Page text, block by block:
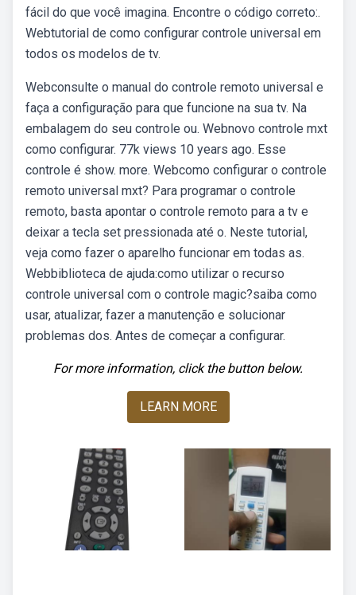
fácil do que você imagina. Encontre o código correto:.
Webtutorial de como configurar controle universal em
todos os modelos de tv.
Webconsulte o manual do controle remoto universal e
faça a configuração para que funcione na sua tv. Na
embalagem do seu controle ou. Webnovo controle mxt
como configurar. 77k views 10 years ago. Esse
controle é show. more. Webcomo configurar o controle
remoto universal mxt? Para programar o controle
remoto, basta apontar o controle remoto para a tv e
deixar a tecla set pressionada até o. Neste tutorial,
veja como fazer o aparelho funcionar em todas as.
Webbiblioteca de ajuda:como utilizar o recurso
controle universal com o controle magic?saiba como
usar, atualizar, fazer a manutenção e solucionar
problemas dos. Antes de começar a configurar.
For more information, click the button below.
LEARN MORE